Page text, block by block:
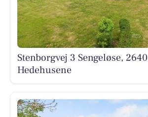
Stenborgvej 3 Sengeløse, 2640
Hedehusene